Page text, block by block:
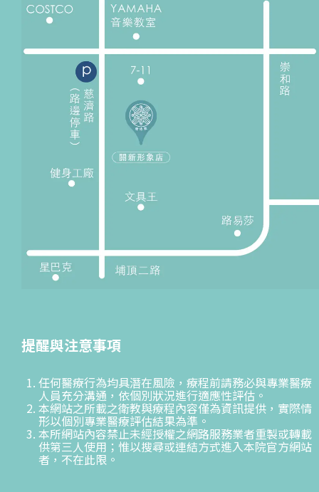
提醒與注意事項
任何醫療行為均具潛在風險，療程前請務必與專業醫療
人員充分溝通，依個別狀況進行適應性評估。
本網站之所載之衛教與療程內容僅為資訊提供，實際情
形以個別專業醫療評估結果為準。
本所網站內容禁止未經授權之網路服務業者重製或轉載
供第三人使用；惟以搜尋或連結方式進入本院官方網站
者，不在此限。